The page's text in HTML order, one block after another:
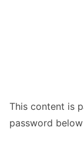
This content is
password